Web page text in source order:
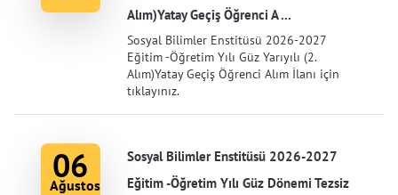
Alım)Yatay Geçiş Öğrenci A ...
Sosyal Bilimler Enstitüsü 2026-2027
Eğitim -Öğretim Yılı Güz Yarıyılı (2.
Alım)Yatay Geçiş Öğrenci Alım İlanı için
tıklayınız.
06
Ağustos
Sosyal Bilimler Enstitüsü 2026-2027
Eğitim -Öğretim Yılı Güz Dönemi Tezsiz